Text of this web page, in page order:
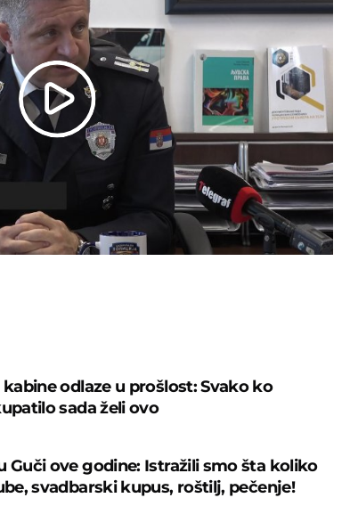
Play
Video
kabine odlaze u prošlost: Svako ko
sada želi ovo
Guči ove godine: Istražili smo šta koliko
svadbarski kupus, roštilj, pečenje!